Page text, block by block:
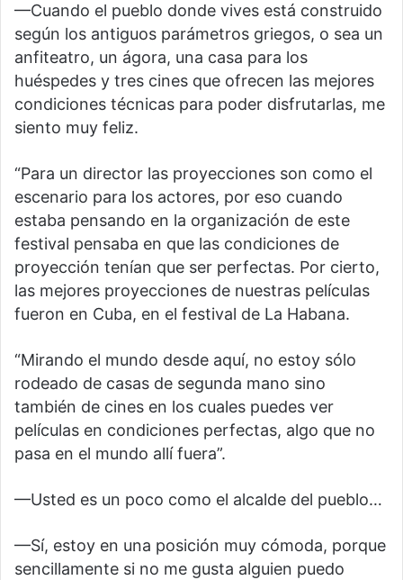
—Cuando el pueblo donde vives está construido
según los antiguos parámetros griegos, o sea un
anfiteatro, un ágora, una casa para los
huéspedes y tres cines que ofrecen las mejores
condiciones técnicas para poder disfrutarlas, me
siento muy feliz.
“Para un director las proyecciones son como el
escenario para los actores, por eso cuando
estaba pensando en la organización de este
festival pensaba en que las condiciones de
proyección tenían que ser perfectas. Por cierto,
las mejores proyecciones de nuestras películas
fueron en Cuba, en el festival de La Habana.
“Mirando el mundo desde aquí, no estoy sólo
rodeado de casas de segunda mano sino
también de cines en los cuales puedes ver
películas en condiciones perfectas, algo que no
pasa en el mundo allí fuera”.
—Usted es un poco como el alcalde del pueblo…
—Sí, estoy en una posición muy cómoda, porque
sencillamente si no me gusta alguien puedo